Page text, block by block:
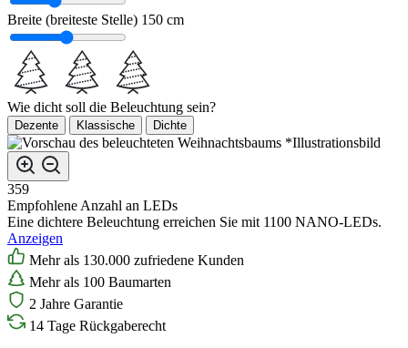
Breite (breiteste Stelle) 150 cm
Wie dicht soll die Beleuchtung sein?
Dezente Klassische Dichte
*Illustrationsbild
359
Empfohlene Anzahl an LEDs
Eine dichtere Beleuchtung erreichen Sie mit 1100 NANO-LEDs.
Anzeigen
Mehr als 130.000 zufriedene Kunden
Mehr als 100 Baumarten
2 Jahre Garantie
14 Tage Rückgaberecht